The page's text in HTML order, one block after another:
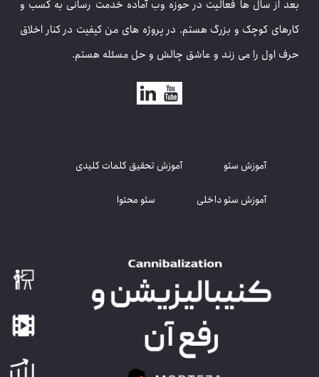
بعد از سال ها فعالیت در حوزه وب آماده خدمت رسانی به کسب و
کارهای کوچک و بزرگ هستم. در پروژه های من کیفیت در کنار اخلاق
حرف اول را می زند و عاشق چالش و حل مسئله هستم.
آموزش سئو آموزش تحقیق کلمات کلیدی
آموزش سئو داخلی سئو محتوا